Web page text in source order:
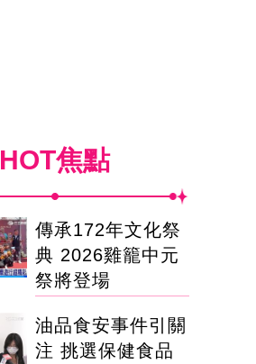
HOT焦點
傳承172年文化祭
典 2026雞籠中元
祭將登場
油品食安事件引關
注 挑選保健食品